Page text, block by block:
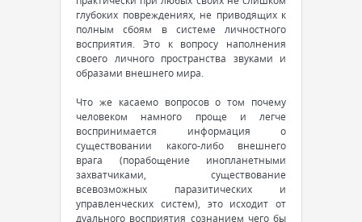
глубоких повреждениях, не приводящих к
полным сбоям в системе личностного
восприятия. Это к вопросу наполнения
своего личного пространства звуками и
образами внешнего мира.
Что же касаемо вопросов о том почему
человеком намного проще и легче
воспринимается информация о
существовании какого-либо внешнего
врага (порабощение инопланетными
захватчиками, существование
всевозможных паразитических и
управленческих систем), это исходит от
дуального восприятия сознанием чего бы